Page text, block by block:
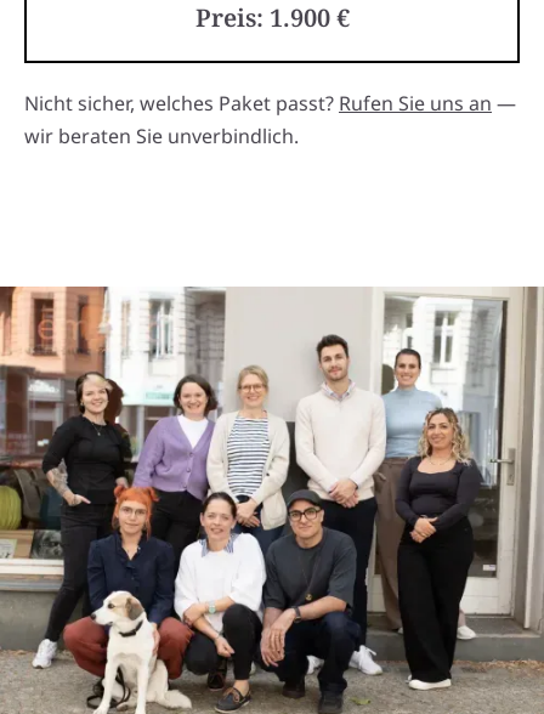
Preis: 1.900 €
Nicht sicher, welches Paket passt? Rufen Sie uns an —
wir beraten Sie unverbindlich.